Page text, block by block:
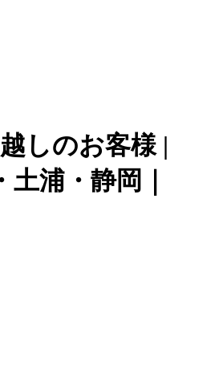
しのお客様 |
浦・静岡｜